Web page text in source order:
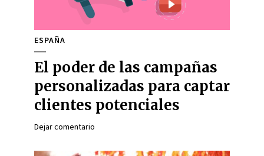
ESPAÑA
El poder de las campañas
personalizadas para captar
clientes potenciales
Dejar comentario